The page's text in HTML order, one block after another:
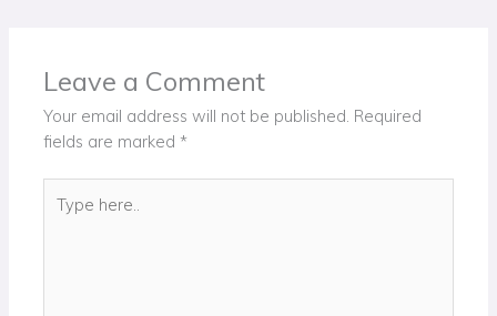
Leave a Comment
Your email address will not be published. Required
fields are marked *
here..